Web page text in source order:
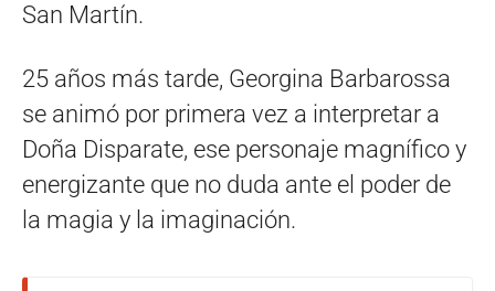
San Martín.
25 años más tarde, Georgina Barbarossa
se animó por primera vez a interpretar a
Doña Disparate, ese personaje magnífico y
energizante que no duda ante el poder de
la magia y la imaginación.